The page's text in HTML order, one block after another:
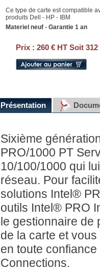
Ce type de carte est compatible
produits Dell - HP - IBM
Materiel neuf - Garantie 1 an
Prix : 260 € HT Soit 312
Présentation
Sixième
PRO/1000 PT
10/100/1000 qui
réseau. Pour
solutions Intel®
outils Intel® PRO
le gestionnaire de
de la carte et
en toute
Connections.